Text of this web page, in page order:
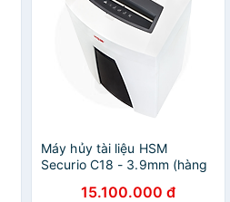
Máy hủy tài liệu HSM
Securio C18 - 3.9mm (hàng
15.100.000 đ